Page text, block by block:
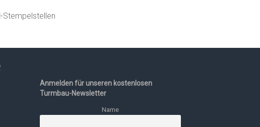
Stempelstellen
Anmelden für unseren kostenlosen
Turmbau-Newsletter
Name